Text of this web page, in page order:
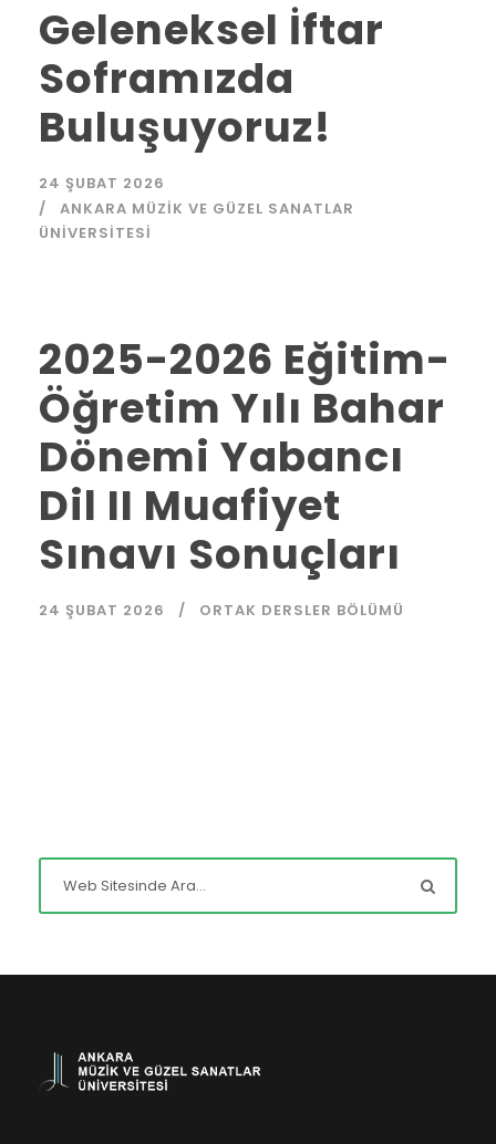
Geleneksel İftar
Soframızda
Buluşuyoruz!
24 ŞUBAT 2026
ANKARA MÜZIK VE GÜZEL SANATLAR
ÜNIVERSITESI
2025-2026 Eğitim-
Öğretim Yılı Bahar
Dönemi Yabancı
Dil II Muafiyet
Sınavı Sonuçları
24 ŞUBAT 2026 ORTAK DERSLER BÖLÜMÜ